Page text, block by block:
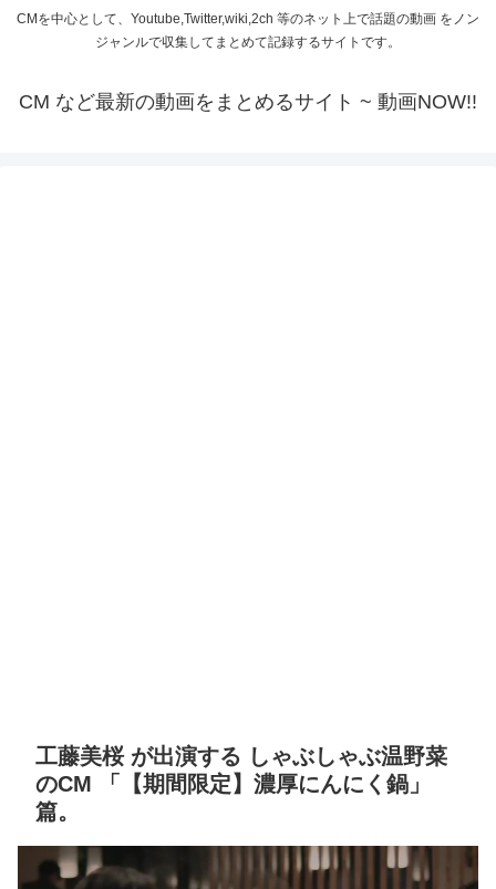
CMを中心として、Youtube,Twitter,wiki,2ch 等のネット上で話題の動画 をノン
ジャンルで収集してまとめて記録するサイトです。
CM など最新の動画をまとめるサイト ~ 動画NOW!!
工藤美桜 が出演する しゃぶしゃぶ温野菜
のCM 「【期間限定】濃厚にんにく鍋」
篇。